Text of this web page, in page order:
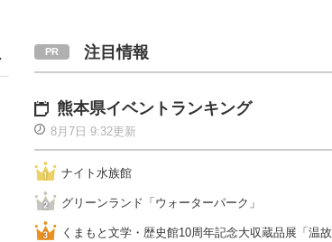
注目情報
熊本県イベントランキング
8月7日 9:32更新
ナイト水族館
グリーンランド「ウォーターパーク」
くまもと文学・歴史館10周年記念大収蔵品展「温故